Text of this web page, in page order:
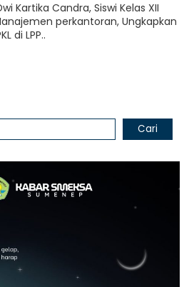
Kartika Candra, Siswi Kelas XII
perkantoran, Ungkapkan
di LPP..
Cari